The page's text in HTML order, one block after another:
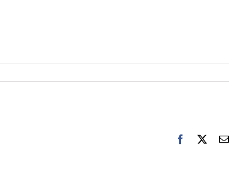
Facebook
Twitter電